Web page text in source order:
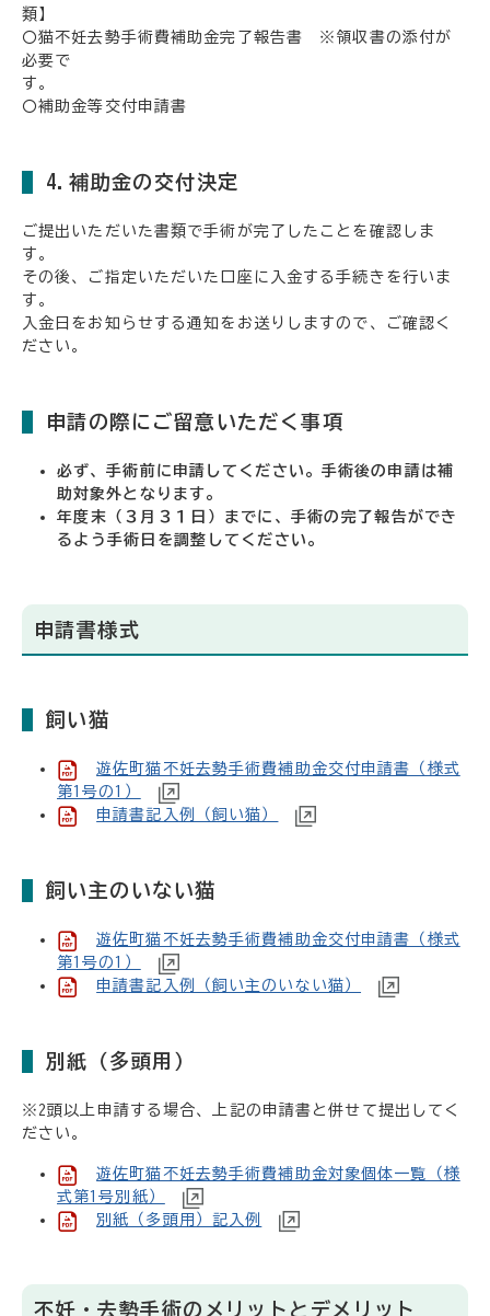
〇猫不妊去勢手術費補助金完了報告書 ※領収書の添付が
必要で
す
〇補助金等交付申請書
4.補助金の交付決定
ご提出いただいた書類で手術が完了したことを確認しま
す。
その後、ご指定いただいた口座に入金する手続きを行いま
す。
入金日をお知らせする通知をお送りしますので、ご確認く
ださい。
申請の際にご留意いただく事項
必ず、手術前に申請してください。手術後の申請は補
助対象外となります。
年度末（３月３１日）までに、手術の完了報告ができ
るよう手術日を調整してください。
申請書様式
飼い猫
遊佐町猫不妊去勢手術費補助金交付申請書（様式
第1号の1）
申請書記入例（飼い猫）
飼い主のいない猫
遊佐町猫不妊去勢手術費補助金交付申請書（様式
第1号の1）
申請書記入例（飼い主のいない猫）
別紙（多頭用）
※2頭以上申請する場合、上記の申請書と併せて提出してく
ださい。
遊佐町猫不妊去勢手術費補助金対象個体一覧（様
式第1号別紙）
別紙（多頭用）記入例
不妊・去勢手術のメリットとデメリット